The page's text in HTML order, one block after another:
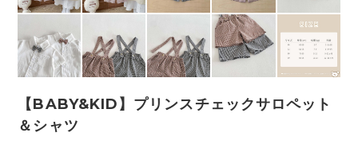
【BABY&KID】プリンスチェックサロペット
＆シャツ